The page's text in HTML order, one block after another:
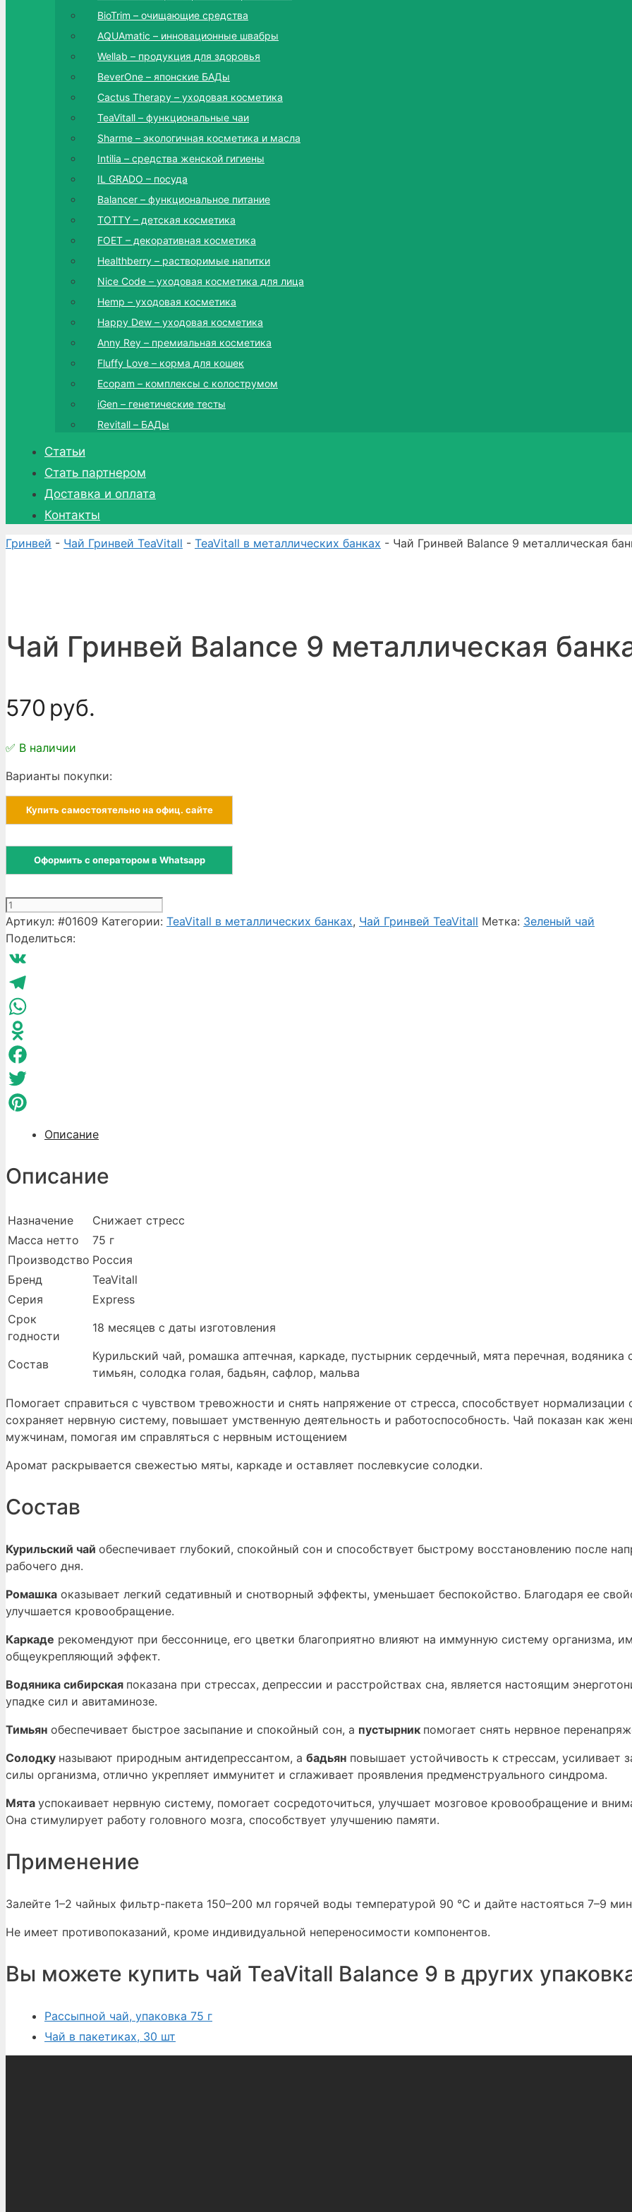
BioTrim – очищающие средства
AQUAmatic – инновационные швабры
Wellab – продукция для здоровья
BeverOne – японские БАДы
Cactus Therapy – уходовая косметика
TeaVitall – функциональные чаи
Sharme – экологичная косметика и масла
Intilia – средства женской гигиены
IL GRADO – посуда
Balancer – функциональное питание
TOTTY – детская косметика
FOET – декоративная косметика
Healthberry – растворимые напитки
Nice Code – уходовая косметика для лица
Hemp – уходовая косметика
Happy Dew – уходовая косметика
Anny Rey – премиальная косметика
Fluffy Love – корма для кошек
Ecopam – комплексы с колострумом
iGen – генетические тесты
Revitall – БАДы
Статьи
Стать партнером
Доставка и оплата
Контакты
Гринвей - Чай Гринвей TeaVitall - TeaVitall в металлических банках - Чай Гринвей Balance 9 металлическая
Чай Гринвей Balance 9 металлическая
570 руб.
✅ В наличии
Варианты покупки:
Купить самостоятельно на офиц. сайте
Оформить с оператором в Whatsapp
Количество
товара
Чай
Гринвей
металлическая
банка
75
г
Артикул: #01609 Категории: TeaVitall в металлических банках, Чай Гринвей TeaVitall Метка: Зеленый чай
Поделиться:
VK
Telegram
WhatsApp
Odnoklassniki
Facebook
Twitter
Pinterest
Описание
Описание
Назначение
Снижает стресс
Масса нетто
75 г
Производство Россия
Бренд
TeaVitall
Серия
Express
Срок
годности
18 месяцев с даты изготовления
Состав
Курильский чай, ромашка аптечная, каркаде, пустырник сердечный, мята перечная, водяника
тимьян, солодка голая, бадьян, сафлор, мальва
Помогает справиться с чувством тревожности и снять напряжение от стресса, способствует нормализации
сохраняет нервную систему, повышает умственную деятельность и работоспособность. Чай показан как
мужчинам, помогая им справляться с нервным истощением
Аромат раскрывается свежестью мяты, каркаде и оставляет послевкусие солодки.
Состав
Курильский чай обеспечивает глубокий, спокойный сон и способствует быстрому восстановлению после
рабочего дня.
Ромашка оказывает легкий седативный и снотворный эффекты, уменьшает беспокойство. Благодаря ее
улучшается кровообращение.
Каркаде рекомендуют при бессоннице, его цветки благоприятно влияют на иммунную систему организма,
общеукрепляющий эффект.
Водяника сибирская показана при стрессах, депрессии и расстройствах сна, является настоящим
упадке сил и авитаминозе.
Тимьян обеспечивает быстрое засыпание и спокойный сон, а пустырник помогает снять нервное
Солодку называют природным антидепрессантом, а бадьян повышает устойчивость к стрессам, усиливает
силы организма, отлично укрепляет иммунитет и сглаживает проявления предменструального синдрома.
Мята успокаивает нервную систему, помогает сосредоточиться, улучшает мозговое кровообращение и
Она стимулирует работу головного мозга, способствует улучшению памяти.
Применение
Залейте 1–2 чайных фильтр-пакета 150–200 мл горячей воды температурой 90 °C и дайте настояться 7–9
Не имеет противопоказаний, кроме индивидуальной непереносимости компонентов.
Вы можете купить чай TeaVitall Balance 9 в других
Рассыпной чай, упаковка 75 г
Чай в пакетиках, 30 шт